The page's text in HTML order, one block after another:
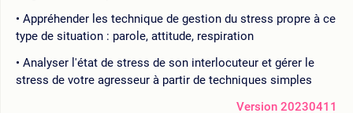
Appréhender les technique de gestion du stress propre à ce
type de situation : parole, attitude, respiration
Analyser l'état de stress de son interlocuteur et gérer le
stress de votre agresseur à partir de techniques simples
Version 20230411